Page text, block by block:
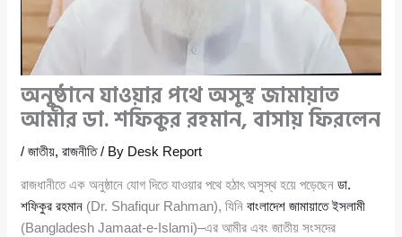
অনুষ্ঠানে যাওয়ার পথে অসুস্থ জামায়াত
আমীর ডা. শফিকুর রহমান, বাসায় ফিরলেন
/জাতীয়,রাজনীতি/ By Desk Report
রাজধানীতে এক অনুষ্ঠানে যোগ দিতে যাওয়ার পথে হঠাৎ অসুস্থ হয়ে পড়েছেনডা.
শফিকুর রহমান (Dr. Shafiqur Rahman), যিনিবাংলাদেশ জামায়াতে ইসলামী
(Bangladesh Jamaat-e-Islami)–এর আমীর এবং জাতীয় সংসদের